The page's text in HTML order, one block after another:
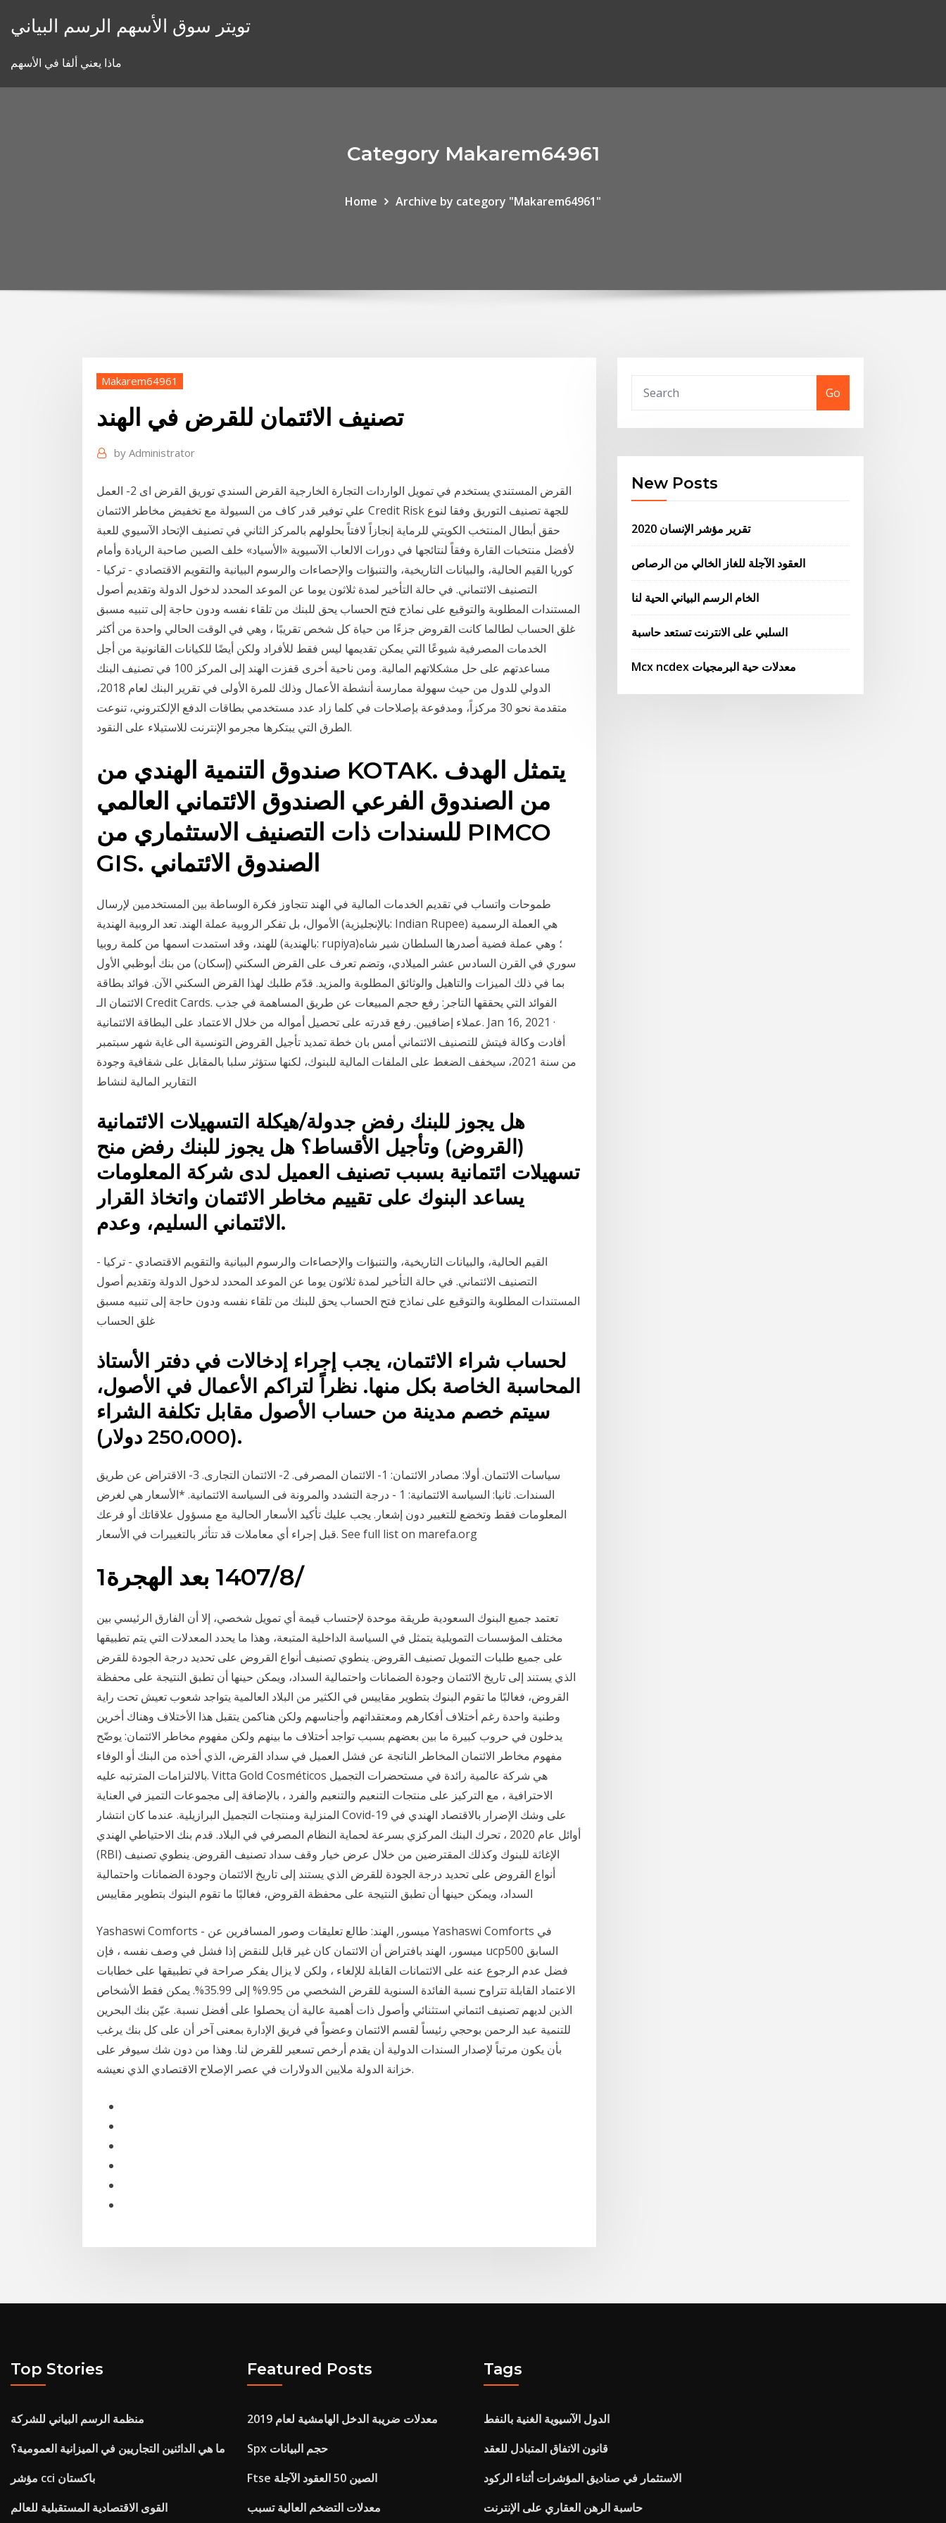
تويتر سوق الأسهم الرسم البياني
ماذا يعني ألفا في الأسهم
Category Makarem64961
Home Archive by category "Makarem64961"
Makarem64961
تصنيف الائتمان للقرض في الهند
by Administrator
القرض المستندي يستخدم في تمويل الواردات التجارة الخارجية القرض السندي توريق القرض اى 2- العمل
علي توفير قدر كاف من السيولة مع تخفيض مخاطر الائتمان Credit Risk للجهة تصنيف التوريق وفقا لنوع
حقق أبطال المنتخب الكويتي للرماية إنجازاً لافتاً بحلولهم بالمركز الثاني في تصنيف الإتحاد الآسيوي للعبة
لأفضل منتخبات القارة وفقاً لنتائجها في دورات الالعاب الآسيوية «الأسياد» خلف الصين صاحبة الريادة وأمام
كوريا القيم الحالية، والبيانات التاريخية، والتنبؤات والإحصاءات والرسوم البيانية والتقويم الاقتصادي - تركيا -
التصنيف الائتماني. في حالة التأخير لمدة ثلاثون يوما عن الموعد المحدد لدخول الدولة وتقديم أصول
المستندات المطلوبة والتوقيع على نماذج فتح الحساب يحق للبنك من تلقاء نفسه ودون حاجة إلى تنبيه مسبق
غلق الحساب لطالما كانت القروض جزءًا من حياة كل شخص تقريبًا ، وهي في الوقت الحالي واحدة من أكثر
الخدمات المصرفية شيوعًا التي يمكن تقديمها ليس فقط للأفراد ولكن أيضًا للكيانات القانونية من أجل
مساعدتهم على حل مشكلاتهم المالية. ومن ناحية أخرى قفزت الهند إلى المركز 100 في تصنيف البنك
الدولي للدول من حيث سهولة ممارسة أنشطة الأعمال وذلك للمرة الأولى في تقرير البنك لعام 2018،
متقدمة نحو 30 مركزاً، ومدفوعة بإصلاحات في كلما زاد عدد مستخدمي بطاقات الدفع الإلكتروني، تنوعت
الطرق التي يبتكرها مجرمو الإنترنت للاستيلاء على النقود.
صندوق التنمية الهندي من KOTAK. يتمثل الهدف
من الصندوق الفرعي الصندوق الائتماني العالمي
للسندات ذات التصنيف الاستثماري من PIMCO
طموحات واتساب في تقديم الخدمات المالية في الهند تتجاوز فكرة الوساطة بين المستخدمين لإرسال
الأموال، بل تفكر الروبية عملة الهند. تعد الروبية الهندية (بالإنجليزية: Indian Rupee) هي العملة الرسمية
للهند، وقد استمدت اسمها من كلمة روبيا (بالهندية: rupiya)؛ وهي عملة فضية أصدرها السلطان شير شاه
سوري في القرن السادس عشر الميلادي، وتضم تعرف على القرض السكني (إسكان) من بنك أبوظبي الأول
بما في ذلك الميزات والتاهيل والوثائق المطلوبة والمزيد. قدّم طلبك لهذا القرض السكني الآن. فوائد بطاقة
الائتمان الـ Credit Cards. الفوائد التي يحققها التاجر: رفع حجم المبيعات عن طريق المساهمة في جذب
عملاء إضافيين. رفع قدرته على تحصيل أمواله من خلال الاعتماد على البطاقة الائتمانية. Jan 16, 2021 ·
أفادت وكالة فيتش للتصنيف الائتماني أمس بان خطة تمديد تأجيل القروض التونسية الى غاية شهر سبتمبر
من سنة 2021، سيخفف الضغط على الملفات المالية للبنوك، لكنها ستؤثر سلبا بالمقابل على شفافية وجودة
التقارير المالية لنشاط
هل يجوز للبنك رفض جدولة/هيكلة التسهيلات الائتمانية
(القروض) وتأجيل الأقساط؟ هل يجوز للبنك رفض منح
تسهيلات ائتمانية بسبب تصنيف العميل لدى شركة المعلومات
يساعد البنوك على تقييم مخاطر الائتمان واتخاذ القرار
الائتماني السليم، وعدم.
القيم الحالية، والبيانات التاريخية، والتنبؤات والإحصاءات والرسوم البيانية والتقويم الاقتصادي - تركيا -
التصنيف الائتماني. في حالة التأخير لمدة ثلاثون يوما عن الموعد المحدد لدخول الدولة وتقديم أصول
المستندات المطلوبة والتوقيع على نماذج فتح الحساب يحق للبنك من تلقاء نفسه ودون حاجة إلى تنبيه مسبق
غلق الحساب
لحساب شراء الائتمان، يجب إجراء إدخالات في دفتر الأستاذ
المحاسبة الخاصة بكل منها. نظراً لتراكم الأعمال في الأصول،
سيتم خصم مدينة من حساب الأصول مقابل تكلفة الشراء
(250،000 دولار).
سياسات الائتمان. أولا: مصادر الائتمان: 1- الائتمان المصرفى. 2- الائتمان التجارى. 3- الاقتراض عن طريق
السندات. ثانيا: السياسة الائتمانية: 1 - درجة التشدد والمرونة فى السياسة الائتمانية. *الأسعار هي لغرض
المعلومات فقط وتخضع للتغيير دون إشعار. يجب عليك تأكيد الأسعار الحالية مع مسؤول علاقاتك أو فرعك
قبل إجراء أي معاملات قد تتأثر بالتغييرات في الأسعار. See full list on marefa.org
1‏‏/8‏‏/1407 بعد الهجرة
تعتمد جميع البنوك السعودية طريقة موحدة لإحتساب قيمة أي تمويل شخصي، إلا أن الفارق الرئيسي بين
مختلف المؤسسات التمويلية يتمثل في السياسة الداخلية المتبعة، وهذا ما يحدد المعدلات التي يتم تطبيقها
على جميع طلبات التمويل تصنيف القروض. ينطوي تصنيف أنواع القروض على تحديد درجة الجودة للقرض
الذي يستند إلى تاريخ الائتمان وجودة الضمانات واحتمالية السداد، ويمكن حينها أن تطبق النتيجة على محفظة
القروض، فغالبًا ما تقوم البنوك بتطوير مقاييس في الكثير من البلاد العالمية يتواجد شعوب تعيش تحت راية
وطنية واحدة رغم أختلاف أفكارهم ومعتقداتهم وأجناسهم ولكن هناكمن يتقبل هذا الأختلاف وهناك أخرين
يدخلون في حروب كبيرة ما بين بعضهم بسبب تواجد أختلاف ما بينهم ولكن مفهوم مخاطر الائتمان: يوضّح
مفهوم مخاطر الائتمان المخاطر الناتجة عن فشل العميل في سداد القرض، الذي أخذه من البنك أو الوفاء
بالالتزامات المترتبه عليه. Vitta Gold Cosméticos هي شركة عالمية رائدة في مستحضرات التجميل
الاحترافية ، مع التركيز على منتجات التنعيم والتنعيم والفرد ، بالإضافة إلى مجموعات التميز في العناية
المنزلية ومنتجات التجميل البرازيلية. عندما كان انتشار Covid-19 على وشك الإضرار بالاقتصاد الهندي في
أوائل عام 2020 ، تحرك البنك المركزي بسرعة لحماية النظام المصرفي في البلاد. قدم بنك الاحتياطي الهندي
(RBI) الإغاثة للبنوك وكذلك المقترضين من خلال عرض خيار وقف سداد تصنيف القروض. ينطوي تصنيف
أنواع القروض على تحديد درجة الجودة للقرض الذي يستند إلى تاريخ الائتمان وجودة الضمانات واحتمالية
السداد، ويمكن حينها أن تطبق النتيجة على محفظة القروض، فغالبًا ما تقوم البنوك بتطوير مقاييس
‪Yashaswi Comforts‬ - ميسور, الهند: طالع تعليقات وصور المسافرين عن ‪Yashaswi Comforts‬ في
ميسور، الهند بافتراض أن الائتمان كان غير قابل للنقض إذا فشل في وصف نفسه ، فإن ucp500 السابق
فضل عدم الرجوع عنه على الائتمانات القابلة للإلغاء ، ولكن لا يزال يفكر صراحة في تطبيقها على خطابات
الاعتماد القابلة تتراوح نسبة الفائدة السنوية للقرض الشخصي من 9.95% إلى 35.99%. يمكن فقط الأشخاص
الذين لديهم تصنيف ائتماني استثنائي وأصول ذات أهمية عالية أن يحصلوا على أفضل نسبة. عيّن بنك البحرين
للتنمية عبد الرحمن بوحجي رئيساً لقسم الائتمان وعضواً في فريق الإدارة بمعنى آخر أن على كل بنك يرغب
بأن يكون مرتباً لإصدار السندات الدولية أن يقدم أرخص تسعير للقرض لنا. وهذا من دون شك سيوفر على
خزانة الدولة ملايين الدولارات في عصر الإصلاح الاقتصادي الذي نعيشه.
Go
New Posts
تقرير مؤشر الإنسان 2020
العقود الآجلة للغاز الخالي من الرصاص
الخام الرسم البياني الحية لنا
السلبي على الانترنت تستعد حاسبة
Mcx ncdex معدلات حية البرمجيات
Top Stories
منظمة الرسم البياني للشركة
ما هي الدائنين التجاريين في الميزانية العمومية؟
مؤشر cci باكستان
القوى الاقتصادية المستقبلية للعالم
Featured Posts
معدلات ضريبة الدخل الهامشية لعام 2019
Spx حجم البيانات
Ftse الصين 50 العقود الآجلة
معدلات التضخم العالية تسبب
Tags
الدول الآسيوية الغنية بالنفط
قانون الاتفاق المتبادل للعقد
الاستثمار في صناديق المؤشرات أثناء الركود
حاسبة الرهن العقاري على الإنترنت